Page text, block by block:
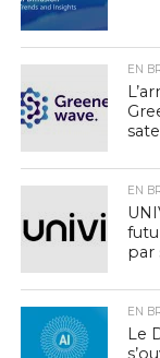
EN
EN
par
EN
Le